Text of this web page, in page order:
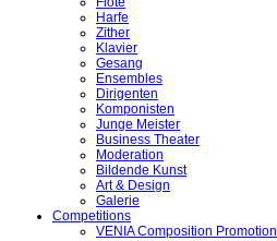
Harfe
Zither
Klavier
Gesang
Ensembles
Dirigenten
Komponisten
Junge Meister
Business Theater
Moderation
Bildende Kunst
Art & Design
Galerie
Competitions
VENIA Composition Promotion